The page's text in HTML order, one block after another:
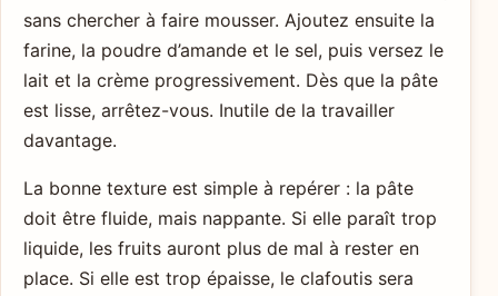
sans chercher à faire mousser. Ajoutez ensuite la
farine, la poudre d’amande et le sel, puis versez le
lait et la crème progressivement. Dès que la pâte
est lisse, arrêtez-vous. Inutile de la travailler
davantage.
La bonne texture est simple à repérer : la pâte
doit être fluide, mais nappante. Si elle paraît trop
liquide, les fruits auront plus de mal à rester en
place. Si elle est trop épaisse, le clafoutis sera